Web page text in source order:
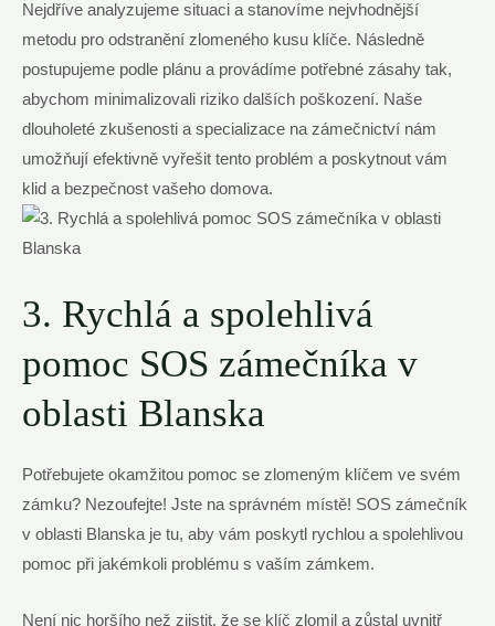
Nejdříve analyzujeme situaci a stanovíme nejvhodnější
metodu pro odstranění zlomeného kusu klíče. Následně
postupujeme podle plánu a provádíme potřebné zásahy tak,
abychom minimalizovali riziko dalších poškození. Naše
dlouholeté zkušenosti a specializace na zámečnictví nám
umožňují efektivně vyřešit tento problém a poskytnout vám
klid a bezpečnost vašeho domova.
3. Rychlá a spolehlivá
pomoc SOS zámečníka v
oblasti Blanska
Potřebujete okamžitou pomoc se zlomeným klíčem ve svém
zámku? Nezoufejte! Jste na správném místě! SOS zámečník
v oblasti Blanska je tu, aby vám poskytl rychlou a spolehlivou
pomoc při jakémkoli problému s vaším zámkem.
Není nic horšího než zjistit, že se klíč zlomil a zůstal uvnitř